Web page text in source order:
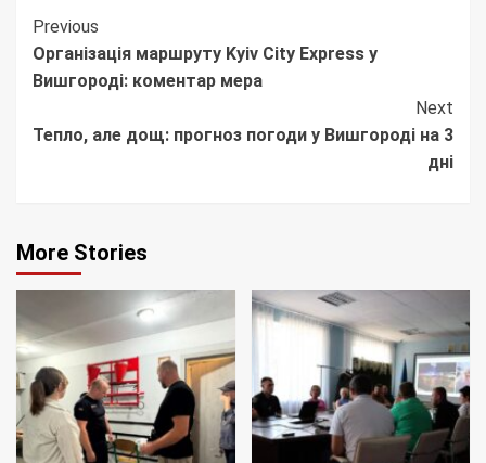
Continue
Reading
Previous
Організація маршруту Kyiv City Express у
Вишгороді: коментар мера
Next
Тепло, але дощ: прогноз погоди у Вишгороді на 3
дні
More Stories